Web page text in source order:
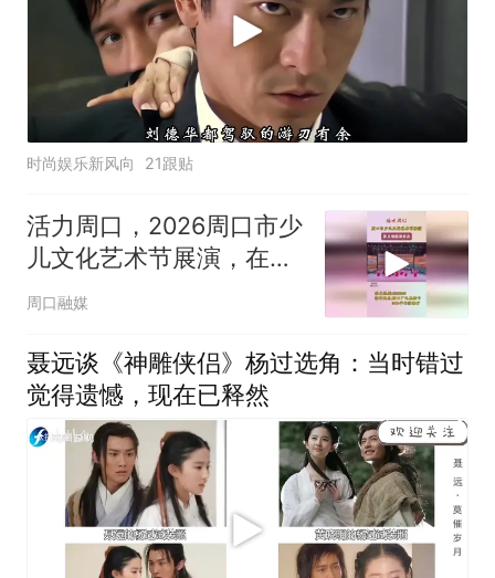
时尚娱乐新风向 21跟贴
活力周口，2026周口市少
儿文化艺术节展演，在广
电奥斯卡第五场圆满举办
周口融媒
聂远谈《神雕侠侣》杨过选角：当时错过
觉得遗憾，现在已释然